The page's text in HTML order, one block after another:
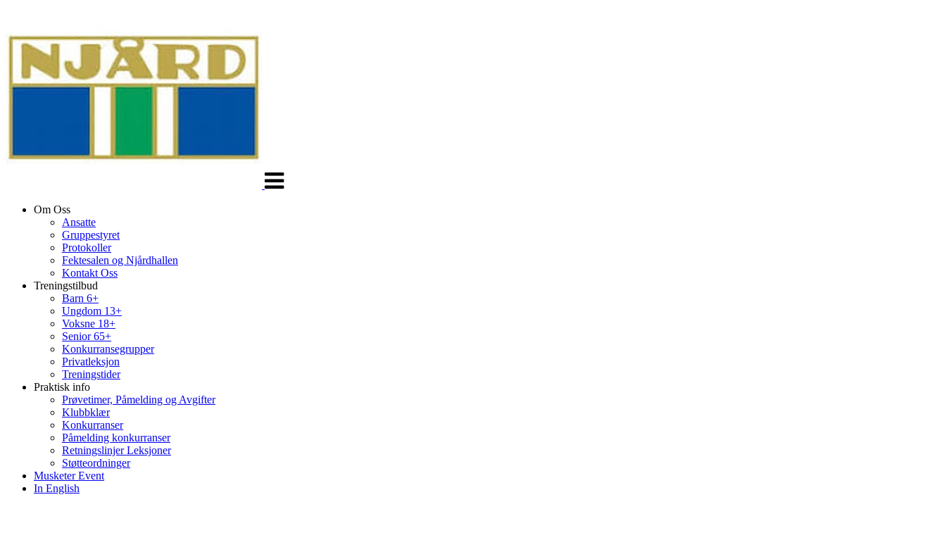
Om Oss
Ansatte
Gruppestyret
Protokoller
Fektesalen og Njårdhallen
Kontakt Oss
Treningstilbud
Barn 6+
Ungdom 13+
Voksne 18+
Senior 65+
Konkurransegrupper
Privatleksjon
Treningstider
Praktisk info
Prøvetimer, Påmelding og Avgifter
Klubbklær
Konkurranser
Påmelding konkurranser
Retningslinjer Leksjoner
Støtteordninger
Musketer Event
In English